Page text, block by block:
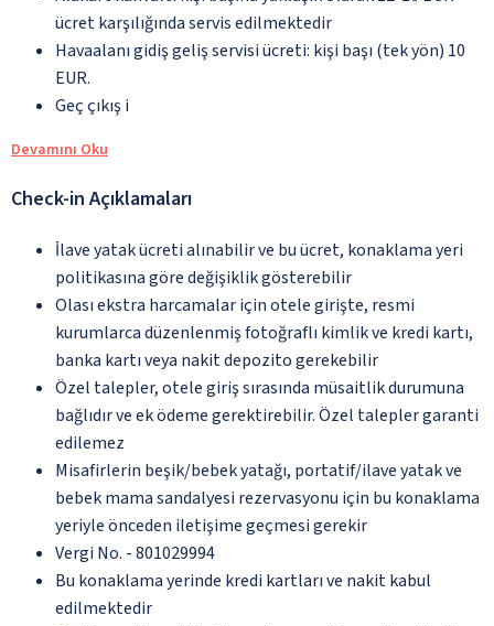
ücret karşılığında servis edilmektedir
Havaalanı gidiş geliş servisi ücreti: kişi başı (tek yön) 10
EUR.
Geç çıkış i
Devamını Oku
Check-in Açıklamaları
İlave yatak ücreti alınabilir ve bu ücret, konaklama yeri
politikasına göre değişiklik gösterebilir
Olası ekstra harcamalar için otele girişte, resmi
kurumlarca düzenlenmiş fotoğraflı kimlik ve kredi kartı,
banka kartı veya nakit depozito gerekebilir
Özel talepler, otele giriş sırasında müsaitlik durumuna
bağlıdır ve ek ödeme gerektirebilir. Özel talepler garanti
edilemez
Misafirlerin beşik/bebek yatağı, portatif/ilave yatak ve
bebek mama sandalyesi rezervasyonu için bu konaklama
yeriyle önceden iletişime geçmesi gerekir
Vergi No. - 801029994
Bu konaklama yerinde kredi kartları ve nakit kabul
edilmektedir